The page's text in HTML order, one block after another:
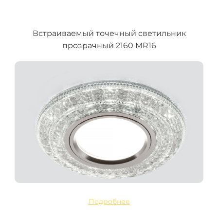
Встраиваемый точечный светильник
прозрачный 2160 MR16
Подробнее